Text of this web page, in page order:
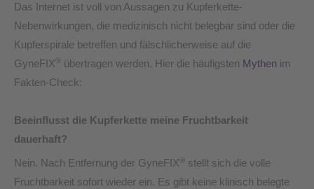
Das Internet ist voll von Aussagen zu Kupferkette-
Nebenwirkungen, die medizinisch nicht belegbar sind oder die
Kupferspirale betreffen und fälschlicherweise auf die
GyneFIX ® übertragen werden. Hier die häufigsten Mythen im
Fakten-Check:
Beeinflusst die Kupferkette meine Fruchtbarkeit
dauerhaft?
Nein. Nach Entfernung der GyneFIX ® stellt sich die volle
Fruchtbarkeit sofort wieder ein. Es gibt keine klinisch belegte